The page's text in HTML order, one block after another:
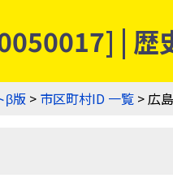
| 歴
β版 > 市区町村ID 一覧 > 広